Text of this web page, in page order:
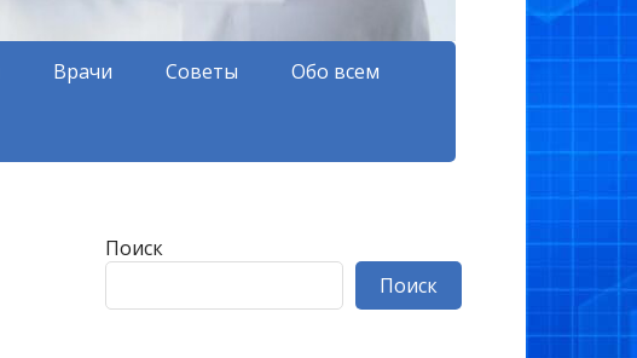
Врачи Советы Обо всем
Поиск
Поиск